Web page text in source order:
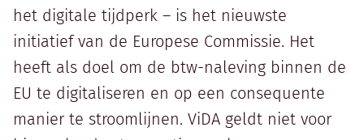
het digitale tijdperk – is het nieuwste
initiatief van de Europese Commissie. Het
heeft als doel om de btw-naleving binnen de
EU te digitaliseren en op een consequente
manier te stroomlijnen. ViDA geldt niet voor